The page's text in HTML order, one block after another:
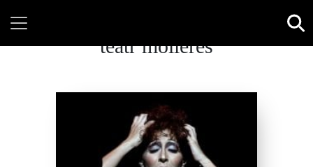
teatr molieres